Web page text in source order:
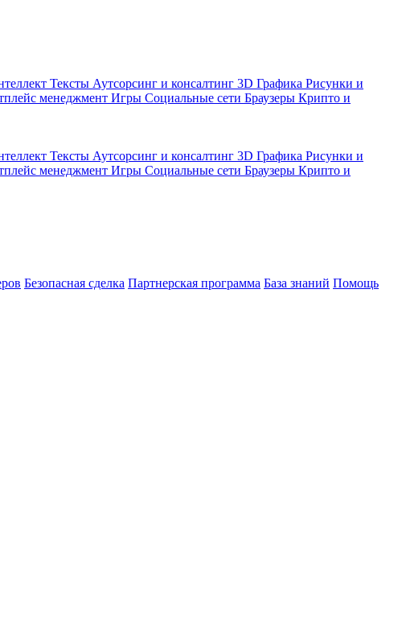
Тексты Аутсорсинг и консалтинг 3D Графика Рисунки и
менеджмент Игры Социальные сети Браузеры Крипто и
Тексты Аутсорсинг и консалтинг 3D Графика Рисунки и
менеджмент Игры Социальные сети Браузеры Крипто и
Безопасная сделка Партнерская программа База знаний Помощь